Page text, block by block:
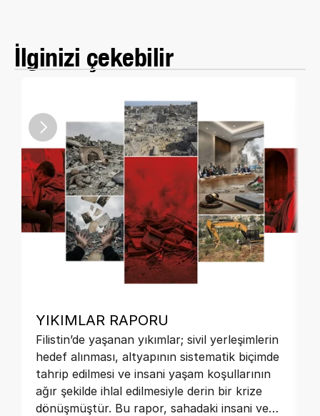
İlginizi çekebilir
YIKIMLAR RAPORU
Filistin’de yaşanan yıkımlar; sivil yerleşimlerin
hedef alınması, altyapının sistematik biçimde
tahrip edilmesi ve insani yaşam koşullarının
ağır şekilde ihlal edilmesiyle derin bir krize
dönüşmüştür. Bu rapor, sahadaki insani ve